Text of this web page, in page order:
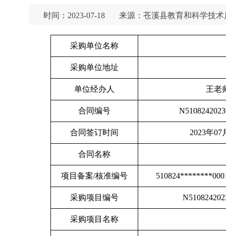
时间：2023-07-18 来源：苍溪县教育和科学技术
采购单位名称
采购单位地址
单位经办人 王老
合同编号
合同签订时间 2023年07
合同名称
项目备案/核准编号
采购项目编号
采购项目名称